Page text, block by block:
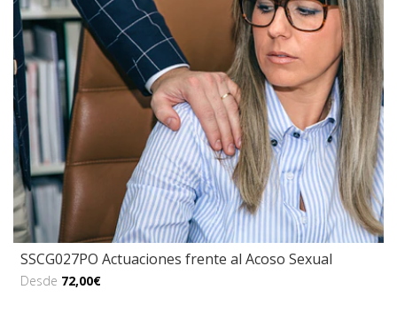
SSCG027PO Actuaciones frente al Acoso Sexual
Desde 72,00€